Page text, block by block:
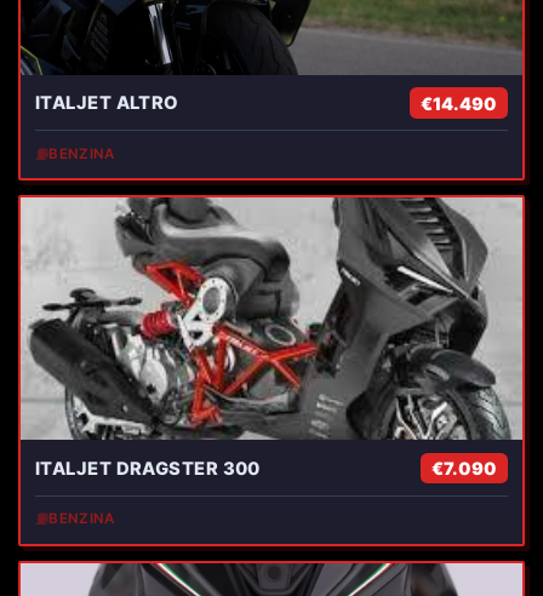
ITALJET ALTRO €14.490
⛽BENZINA
ITALJET DRAGSTER 300 €7.090
⛽BENZINA